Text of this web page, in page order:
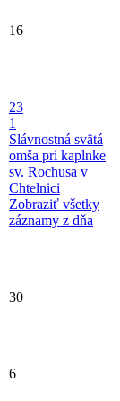
16
23
1
Slávnostná svätá
omša pri kaplnke
sv. Rochusa v
Chtelnici
Zobraziť všetky
záznamy z dňa
30
6